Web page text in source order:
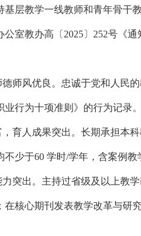
基层教学一线教师和青年骨干
教办高〔2025〕252号《通
风优良。忠诚于党和人民的
业行为十项准则》的行为记录
人成果突出。长期承担本科
不少于60 学时/学年，含案例
出。主持过省级及以上教学
在核心期刊发表教学改革与研